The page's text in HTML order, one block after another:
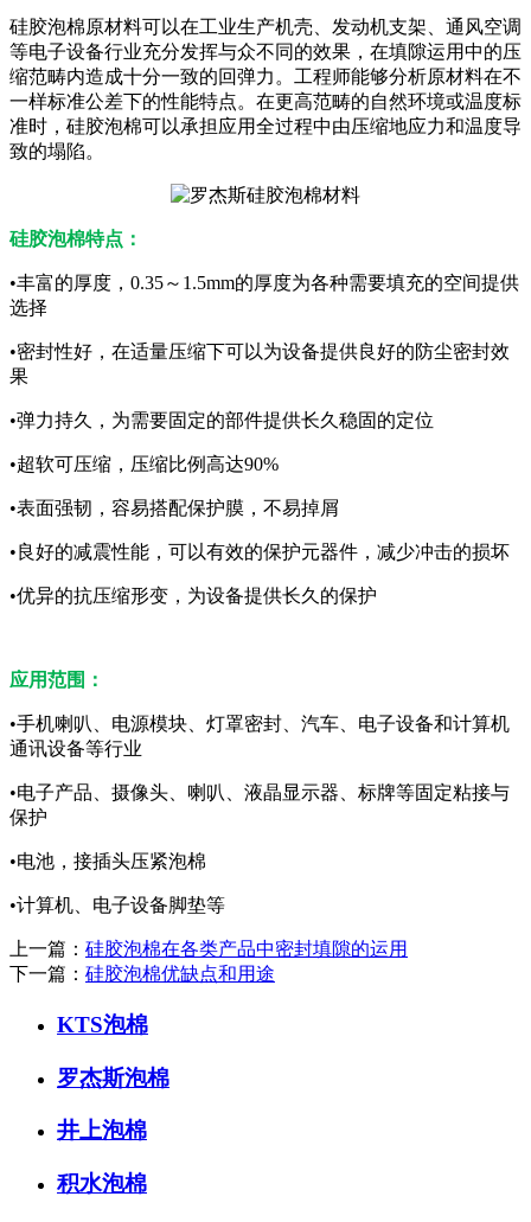
硅胶泡棉原材料可以在工业生产机壳、发动机支架、通风空调
等电子设备行业充分发挥与众不同的效果，在填隙运用中的压
缩范畴内造成十分一致的回弹力。工程师能够分析原材料在不
一样标准公差下的性能特点。在更高范畴的自然环境或温度标
准时，硅胶泡棉可以承担应用全过程中由压缩地应力和温度导
致的塌陷。
硅胶泡棉特点：
•丰富的厚度，0.35～1.5mm的厚度为各种需要填充的空间提供
选择
•密封性好，在适量压缩下可以为设备提供良好的防尘密封效
果
•弹力持久，为需要固定的部件提供长久稳固的定位
•超软可压缩，压缩比例高达90%
•表面强韧，容易搭配保护膜，不易掉屑
•良好的减震性能，可以有效的保护元器件，减少冲击的损坏
•优异的抗压缩形变，为设备提供长久的保护
应用范围：
•手机喇叭、电源模块、灯罩密封、汽车、电子设备和计算机
通讯设备等行业
•电子产品、摄像头、喇叭、液晶显示器、标牌等固定粘接与
保护
•电池，接插头压紧泡棉
•计算机、电子设备脚垫等
上一篇： 硅胶泡棉在各类产品中密封填隙的运用
下一篇： 硅胶泡棉优缺点和用途
KTS泡棉
罗杰斯泡棉
井上泡棉
积水泡棉